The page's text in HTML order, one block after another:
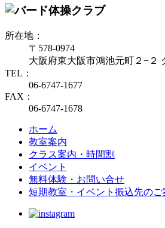
所在地：
〒578-0974
大阪府東大阪市鴻池元町２−２
TEL：
06-6747-1677
FAX：
06-6747-1678
ホーム
教室案内
クラス案内・時間割
イベント
無料体験・お問い合せ
短期教室・イベント振込先のご